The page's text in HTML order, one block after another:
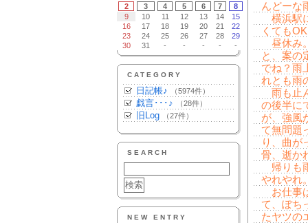
2
3 4 5 6 7
8
9
10 11 12 13 14
15
16
17 18 19 20 21
22
23
24 25 26 27 28
29
30
31 - - - - -
CATEGORY
日記帳♪ （5974件）
戯言･･･♪ （28件）
旧Log （27件）
SEARCH
NEW ENTRY
んどーな
横浜駅
くても
昼休み
と、案の
でね？雨
れとも雨
雨も止
の後半に
が、強風
て無問題
り、曲が
骨、逝か
帰りも
やれやれ
お仕事
て、ぽち
たヤツの